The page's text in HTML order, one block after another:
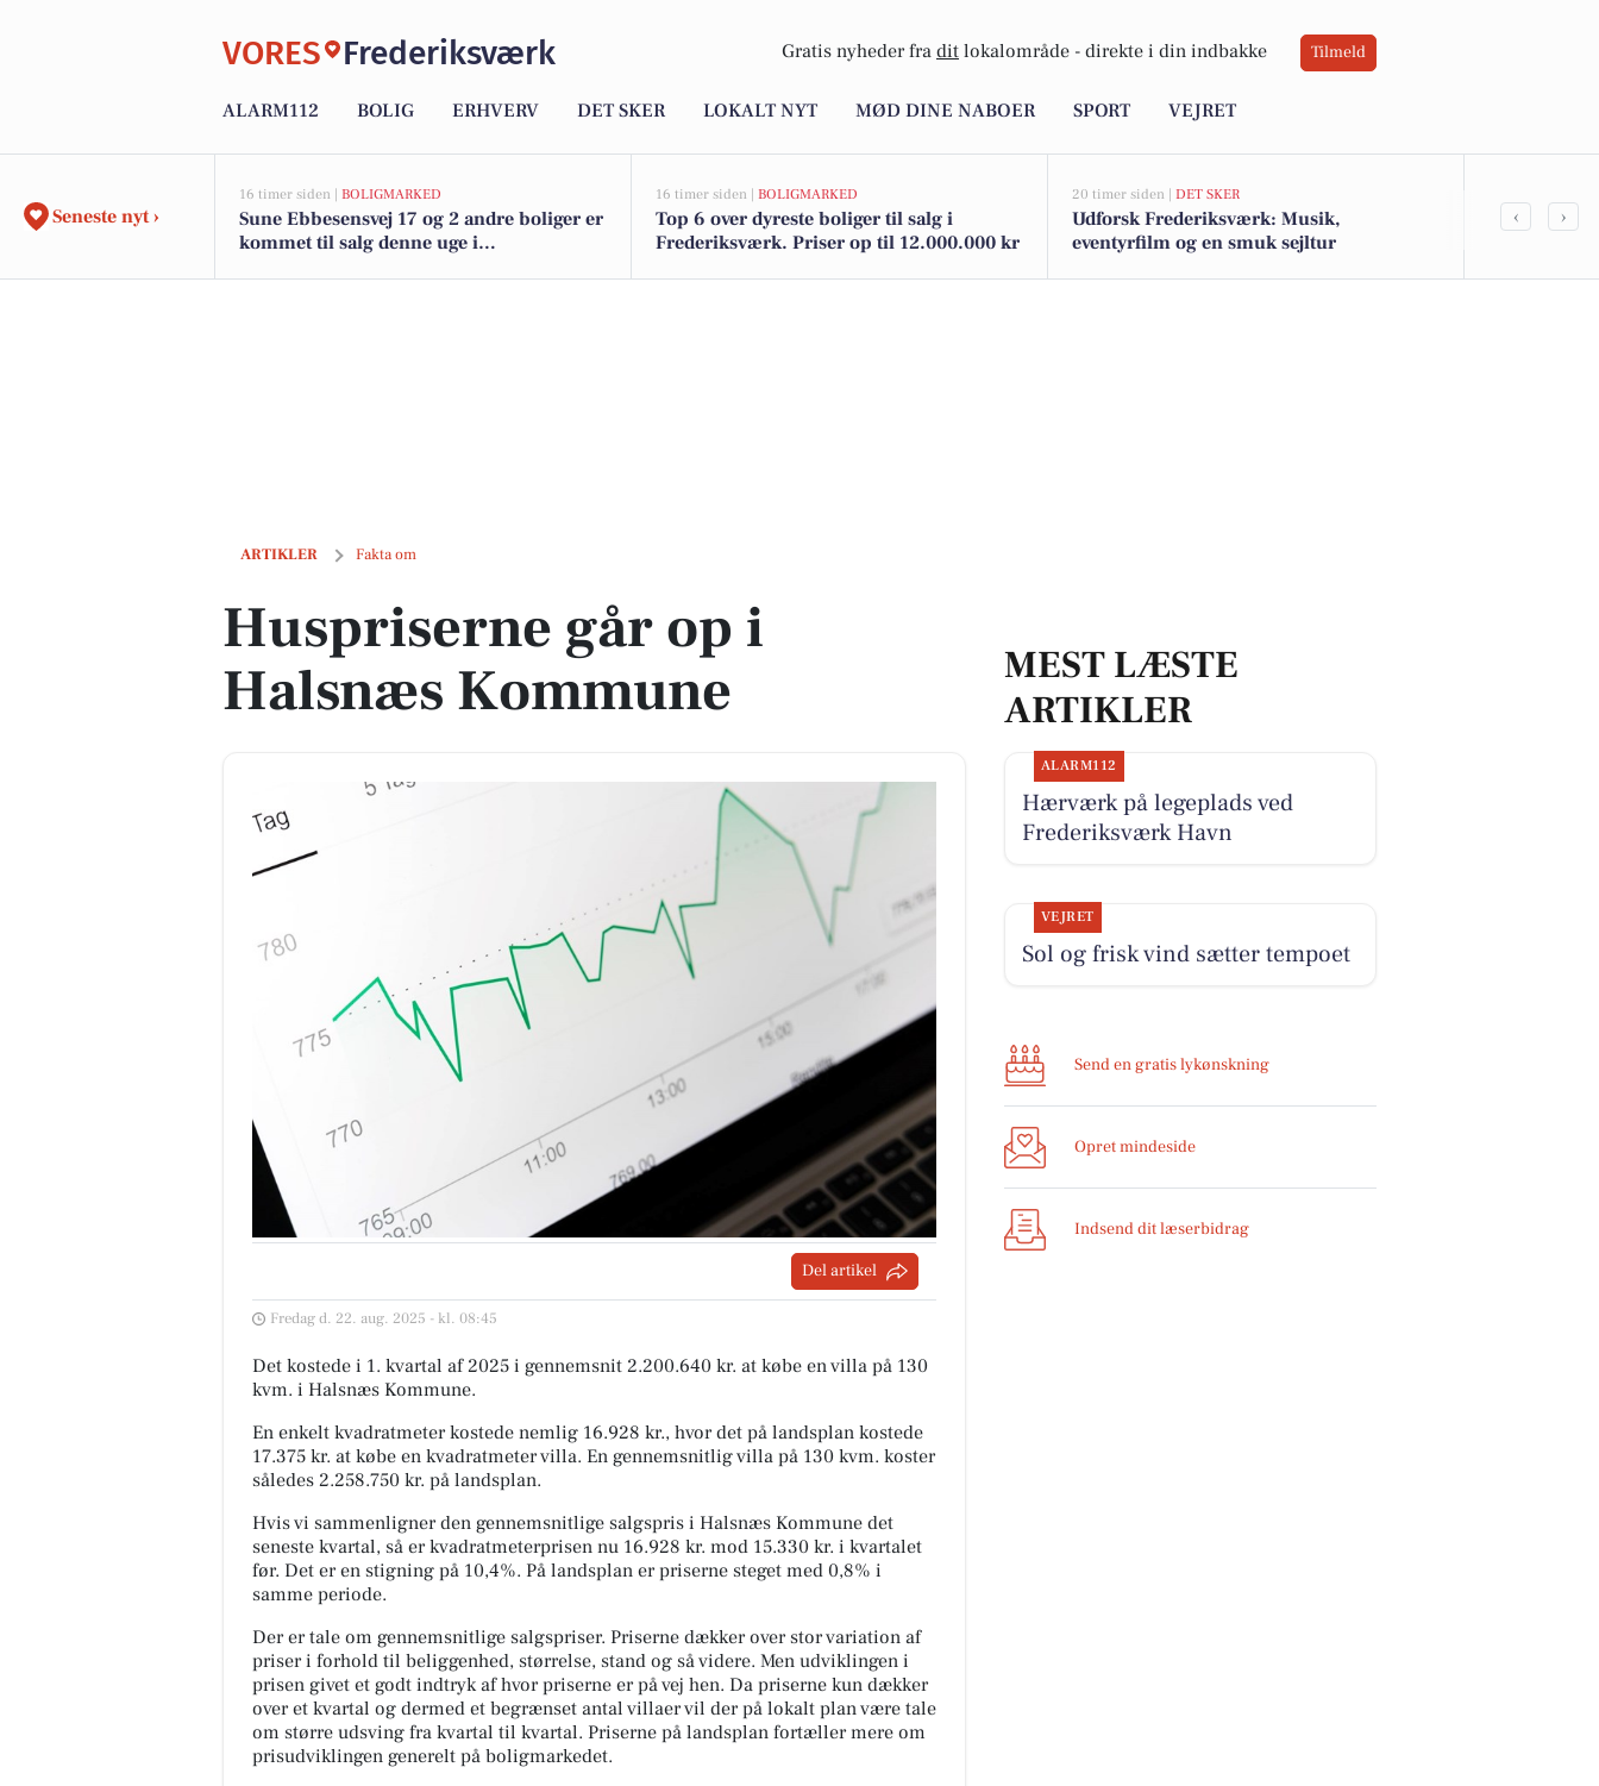
VORES Frederiksværk Gratis nyheder fra dit lokalområde - direkte i din indbakke Tilmeld
ALARM112 BOLIG ERHVERV DET SKER LOKALT NYT MØD DINE NABOER SPORT VEJRET
Seneste nyt ›
16 timer siden | BOLIGMARKED
Sune Ebbesensvej 17 og 2 andre boliger er
kommet til salg denne uge i
16 timer siden | BOLIGMARKED
Top 6 over dyreste boliger til salg i
Frederiksværk. Priser op til 12.000.000 kr
20 timer siden | DET SKER
Udforsk Frederiksværk: Musik,
eventyrfilm og en smuk sejltur
Solskin
‹ ›
ARTIKLER Fakta om
Huspriserne går op i Halsnæs Kommune
Huspriserne går op i
Halsnæs Kommune
Del artikel
Fredag d. 22. aug. 2025 - kl. 08:45
Det kostede i 1. kvartal af 2025 i gennemsnit 2.200.640 kr. at købe en villa på 130
kvm. i Halsnæs Kommune.
En enkelt kvadratmeter kostede nemlig 16.928 kr., hvor det på landsplan kostede
17.375 kr. at købe en kvadratmeter villa. En gennemsnitlig villa på 130 kvm. koster
således 2.258.750 kr. på landsplan.
Hvis vi sammenligner den gennemsnitlige salgspris i Halsnæs Kommune det
seneste kvartal, så er kvadratmeterprisen nu 16.928 kr. mod 15.330 kr. i kvartalet
før. Det er en stigning på 10,4%. På landsplan er priserne steget med 0,8% i
samme periode.
Der er tale om gennemsnitlige salgspriser. Priserne dækker over stor variation af
priser i forhold til beliggenhed, størrelse, stand og så videre. Men udviklingen i
prisen givet et godt indtryk af hvor priserne er på vej hen. Da priserne kun dækker
over et kvartal og dermed et begrænset antal villaer vil der på lokalt plan være tale
om større udsving fra kvartal til kvartal. Priserne på landsplan fortæller mere om
prisudviklingen generelt på boligmarkedet.
MEST LÆSTE
ARTIKLER
ALARM112
Hærværk på legeplads ved
Frederiksværk Havn
VEJRET
Sol og frisk vind sætter tempoet
Send en gratis lykønskning
Opret mindeside
Indsend dit læserbidrag